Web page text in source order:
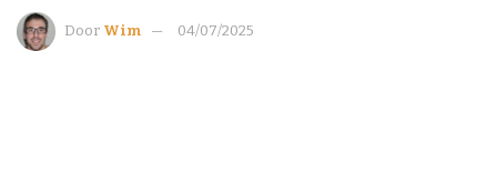
Door Wim 04/07/2025